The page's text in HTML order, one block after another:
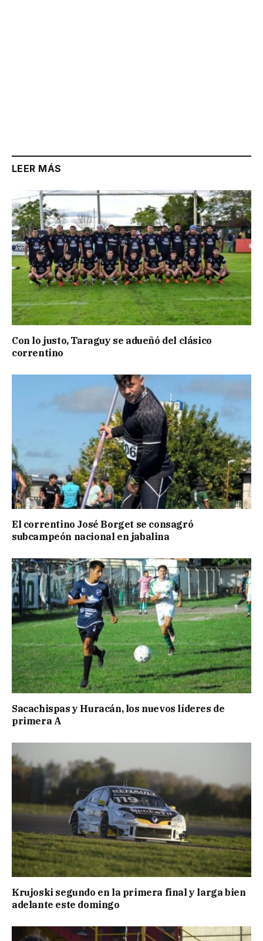
LEER MÁS
Con lo justo, Taraguy se adueñó del clásico
correntino
El correntino José Borget se consagró
subcampeón nacional en jabalina
Sacachispas y Huracán, los nuevos líderes de
primera A
Krujoski segundo en la primera final y larga bien
adelante este domingo